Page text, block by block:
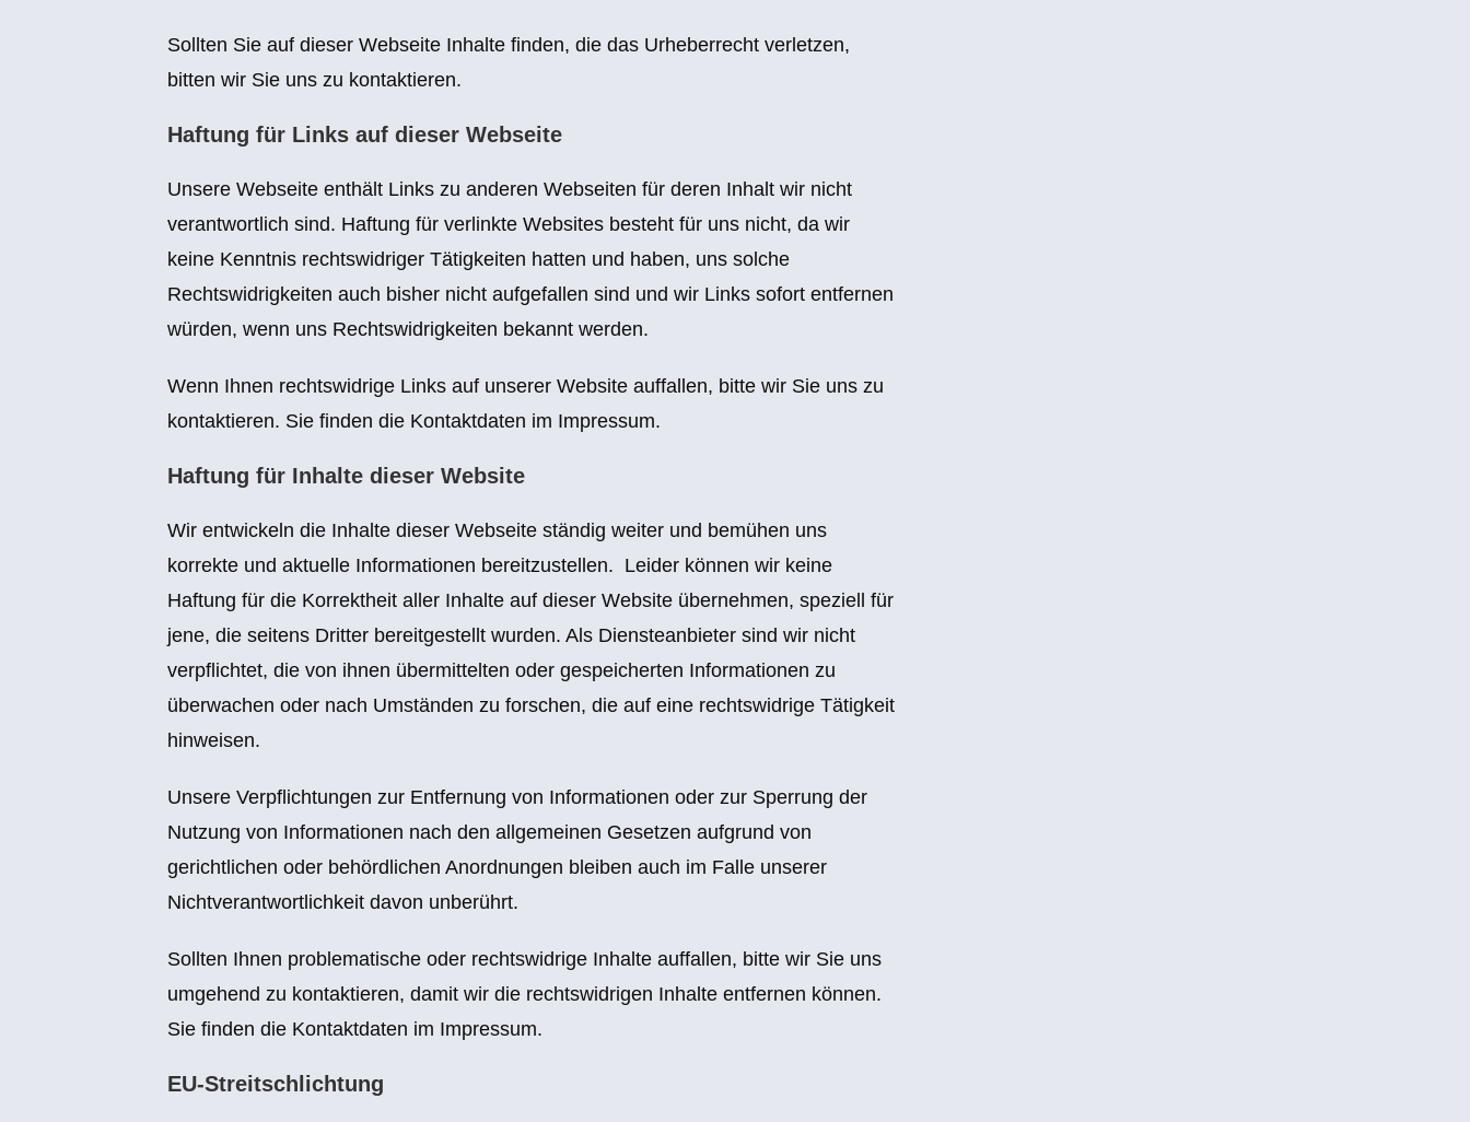
Sollten Sie auf dieser Webseite Inhalte finden, die das Urheberrecht verletzen,
bitten wir Sie uns zu kontaktieren.
Haftung für Links auf dieser Webseite
Unsere Webseite enthält Links zu anderen Webseiten für deren Inhalt wir nicht
verantwortlich sind. Haftung für verlinkte Websites besteht für uns nicht, da wir
keine Kenntnis rechtswidriger Tätigkeiten hatten und haben, uns solche
Rechtswidrigkeiten auch bisher nicht aufgefallen sind und wir Links sofort entfernen
würden, wenn uns Rechtswidrigkeiten bekannt werden.
Wenn Ihnen rechtswidrige Links auf unserer Website auffallen, bitte wir Sie uns zu
kontaktieren. Sie finden die Kontaktdaten im Impressum.
Haftung für Inhalte dieser Website
Wir entwickeln die Inhalte dieser Webseite ständig weiter und bemühen uns
korrekte und aktuelle Informationen bereitzustellen. Leider können wir keine
Haftung für die Korrektheit aller Inhalte auf dieser Website übernehmen, speziell für
jene, die seitens Dritter bereitgestellt wurden. Als Diensteanbieter sind wir nicht
verpflichtet, die von ihnen übermittelten oder gespeicherten Informationen zu
überwachen oder nach Umständen zu forschen, die auf eine rechtswidrige Tätigkeit
hinweisen.
Unsere Verpflichtungen zur Entfernung von Informationen oder zur Sperrung der
Nutzung von Informationen nach den allgemeinen Gesetzen aufgrund von
gerichtlichen oder behördlichen Anordnungen bleiben auch im Falle unserer
Nichtverantwortlichkeit davon unberührt.
Sollten Ihnen problematische oder rechtswidrige Inhalte auffallen, bitte wir Sie uns
umgehend zu kontaktieren, damit wir die rechtswidrigen Inhalte entfernen können.
Sie finden die Kontaktdaten im Impressum.
EU-Streitschlichtung